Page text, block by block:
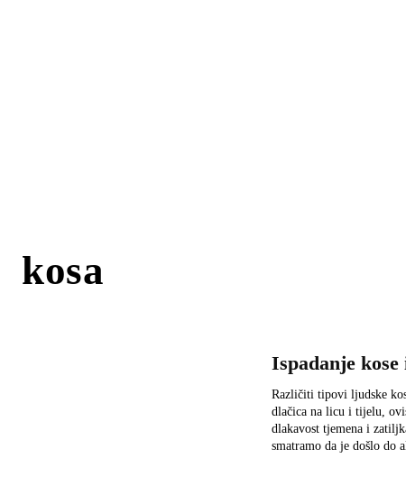
kosa
Ispadanje kose
Različiti tipovi ljudske
dlačica na licu i tijelu,
dlakavost tjemena i
smatramo da je došlo do